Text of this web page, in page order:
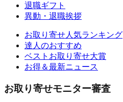
退職ギフト
異動・退職挨拶
お取り寄せ人気ランキング
達人のおすすめ
ベストお取り寄せ大賞
お得＆最新ニュース
お取り寄せモニター審査